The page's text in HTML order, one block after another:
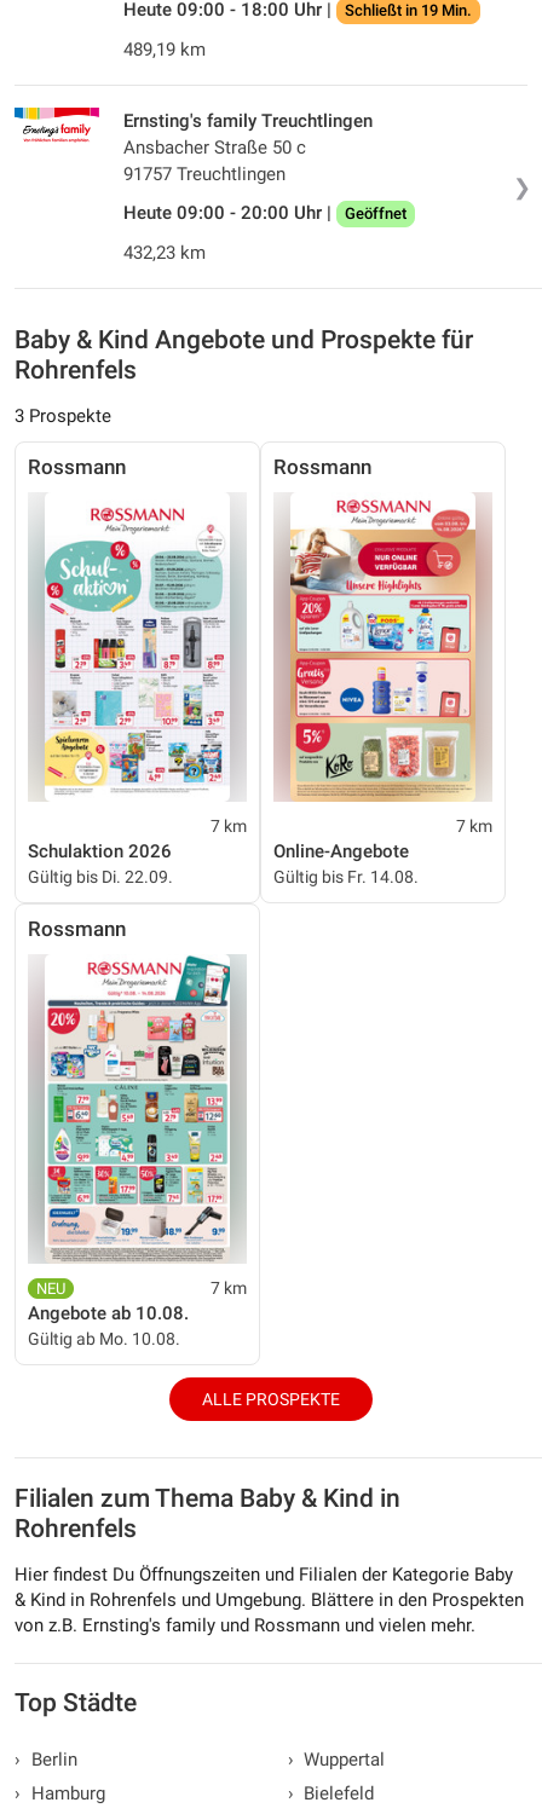
Heute 09:00 - 18:00 Uhr | Schließt in 19 Min.
489,19 km
❯
Ernsting's family Treuchtlingen
Ansbacher Straße 50 c
91757 Treuchtlingen
Heute 09:00 - 20:00 Uhr |
Geöffnet
432,23 km
Baby & Kind Angebote und Prospekte für
Rohrenfels
3 Prospekte
Rossmann
7 km
Schulaktion 2026
Gültig bis Di. 22.09.
Rossmann
7 km
Online-Angebote
Gültig bis Fr. 14.08.
Rossmann
7 km
Angebote ab 10.08.
Gültig ab Mo. 10.08.
ALLE PROSPEKTE
Filialen zum Thema Baby & Kind in
Rohrenfels
Hier findest Du Öffnungszeiten und Filialen der Kategorie Baby
& Kind in Rohrenfels und Umgebung. Blättere in den Prospekten
von z.B. Ernsting's family und Rossmann und vielen mehr.
Top Städte
›
Berlin
›
Hamburg
› Wuppertal
› Bielefeld